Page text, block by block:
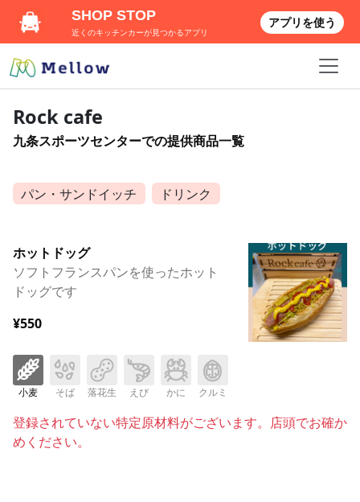
Rock cafe
九条スポーツセンターでの提供商品一覧
パン・サンドイッチ ドリンク
ホットドッグ
ソフトフランスパンを使ったホット
ドッグです
¥550
小麦 そば 落花生 えび かに クルミ
登録されていない特定原材料がございます。店頭でお確か
めください。
SHOP STOP
近くのキッチンカーが見つかるアプリ
アプリを使う